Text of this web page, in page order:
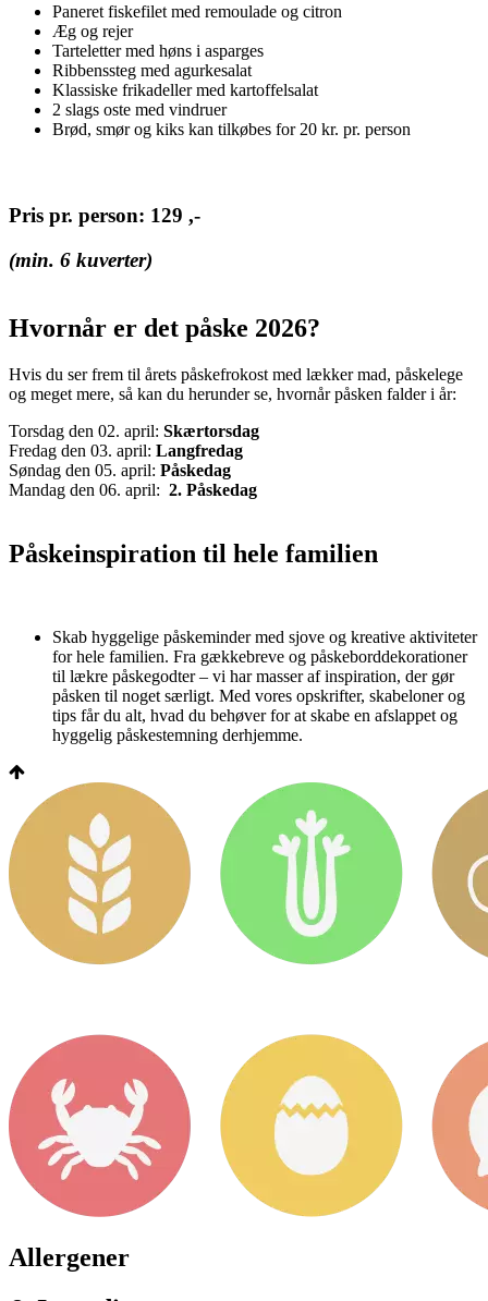
Paneret fiskefilet med remoulade og citron
Æg og rejer
Tarteletter med høns i asparges
Ribbenssteg med agurkesalat
Klassiske frikadeller med kartoffelsalat
2 slags oste med vindruer
Brød, smør og kiks kan tilkøbes for 20 kr. pr. person
Pris pr. person: 129 ,-
(min. 6 kuverter)
Hvornår er det påske 2026?
Hvis du ser frem til årets påskefrokost med lækker mad, påskelege
og meget mere, så kan du herunder se, hvornår påsken falder i år:
Torsdag den 02. april: Skærtorsdag
Fredag den 03. april: Langfredag
Søndag den 05. april: Påskedag
Mandag den 06. april: 2. Påskedag
Påskeinspiration til hele familien
Skab hyggelige påskeminder med sjove og kreative aktiviteter
for hele familien. Fra gækkebreve og påskeborddekorationer
til lækre påskegodter – vi har masser af inspiration, der gør
påsken til noget særligt. Med vores opskrifter, skabeloner og
tips får du alt, hvad du behøver for at skabe en afslappet og
hyggelig påskestemning derhjemme.
Allergener